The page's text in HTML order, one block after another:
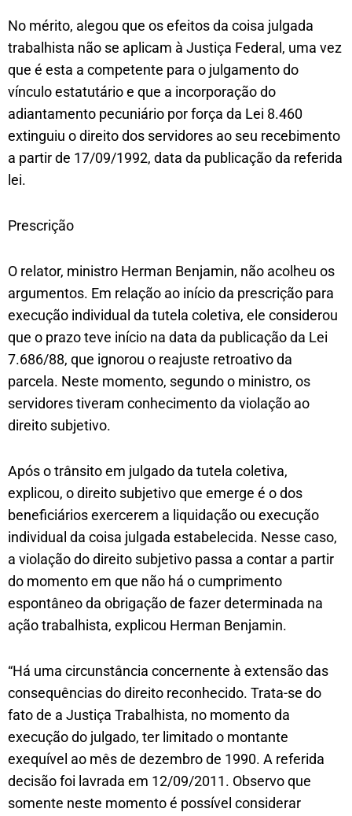
No mérito, alegou que os efeitos da coisa julgada
trabalhista não se aplicam à Justiça Federal, uma vez
que é esta a competente para o julgamento do
vínculo estatutário e que a incorporação do
adiantamento pecuniário por força da Lei 8.460
extinguiu o direito dos servidores ao seu recebimento
a partir de 17/09/1992, data da publicação da referida
lei.
Prescrição
O relator, ministro Herman Benjamin, não acolheu os
argumentos. Em relação ao início da prescrição para
execução individual da tutela coletiva, ele considerou
que o prazo teve início na data da publicação da Lei
7.686/88, que ignorou o reajuste retroativo da
parcela. Neste momento, segundo o ministro, os
servidores tiveram conhecimento da violação ao
direito subjetivo.
Após o trânsito em julgado da tutela coletiva,
explicou, o direito subjetivo que emerge é o dos
beneficiários exercerem a liquidação ou execução
individual da coisa julgada estabelecida. Nesse caso,
a violação do direito subjetivo passa a contar a partir
do momento em que não há o cumprimento
espontâneo da obrigação de fazer determinada na
ação trabalhista, explicou Herman Benjamin.
“Há uma circunstância concernente à extensão das
consequências do direito reconhecido. Trata-se do
fato de a Justiça Trabalhista, no momento da
execução do julgado, ter limitado o montante
exequível ao mês de dezembro de 1990. A referida
decisão foi lavrada em 12/09/2011. Observo que
somente neste momento é possível considerar